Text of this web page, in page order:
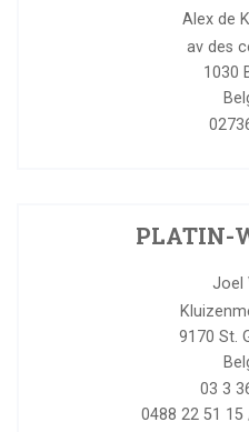
Alex de
av des
1030
PLATIN-
Joel
9170 St.
03 3
0488 22 51